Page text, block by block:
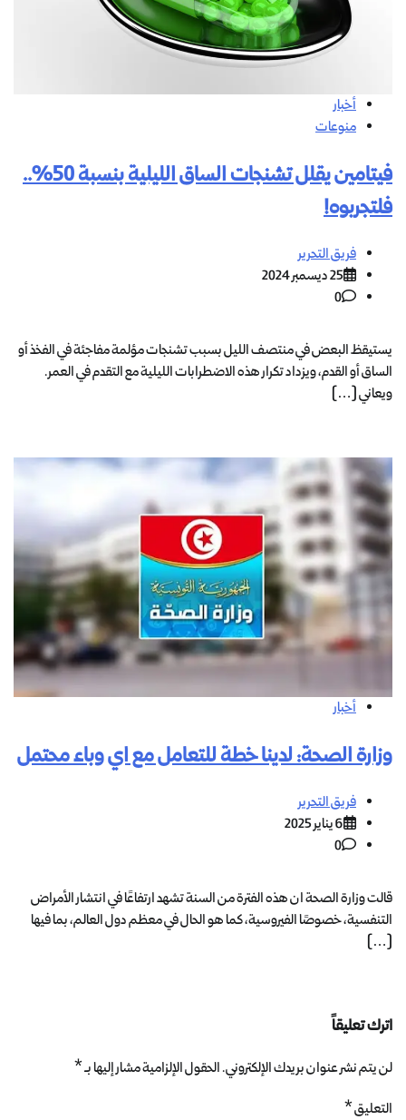
أخبار
منوعات
فيتامين يقلل تشنجات الساق الليلية بنسبة 50%..
فلتجربوه!
فريق التحرير
25 ديسمبر 2024
0
يستيقظ البعض في منتصف الليل بسبب تشنجات مؤلمة مفاجئة في الفخذ أو
الساق أو القدم، ويزداد تكرار هذه الاضطرابات الليلية مع التقدم في العمر.
ويعاني […]
أخبار
وزارة الصحة: لدينا خطة للتعامل مع اي وباء محتمل
فريق التحرير
6 يناير 2025
0
قالت وزارة الصحة ان هذه الفترة من السنة تشهد ارتفاعًا في انتشار الأمراض
التنفسية، خصوصًا الفيروسية، كما هو الحال في معظم دول العالم، بما فيها
[…]
اترك تعليقاً
لن يتم نشر عنوان بريدك الإلكتروني.الحقول الإلزامية مشار إليها بـ*
التعليق*